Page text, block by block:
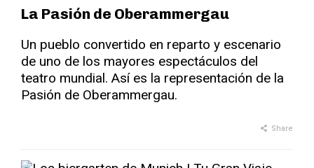
La Pasión de Oberammergau
Un pueblo convertido en reparto y escenario
de uno de los mayores espectáculos del
teatro mundial. Así es la representación de la
Pasión de Oberammergau.
Share